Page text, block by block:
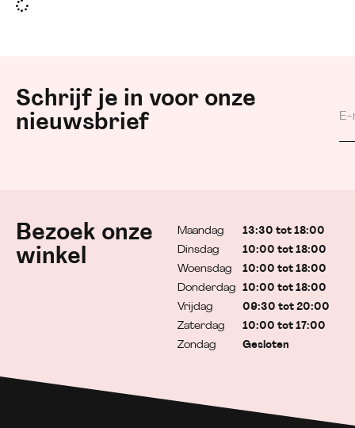
Schrijf je in voor onze
nieuwsbrief
Bezoek onze
winkel
Maandag
Dinsdag
Woensdag
Donderdag
Vrijdag
Zaterdag
Zondag
13:30 tot 18:00
10:00 tot 18:00
10:00 tot 18:00
10:00 tot 18:00
09:30 tot 20:00
10:00 tot 17:00
Gesloten